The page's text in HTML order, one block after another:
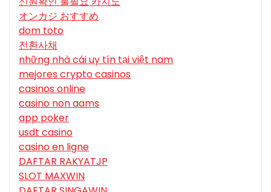
オンカジ おすすめ
dom toto
전환사채
những nhà cái uy tín tại việt nam
mejores crypto casinos
casinos online
casino non aams
app poker
usdt casino
casino en ligne
DAFTAR RAKYATJP
SLOT MAXWIN